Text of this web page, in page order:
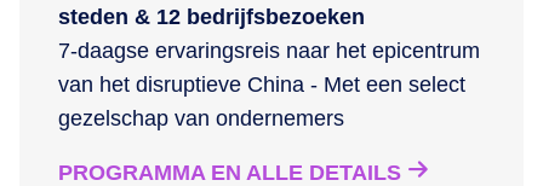
steden & 12 bedrijfsbezoeken
7-daagse ervaringsreis naar het epicentrum
van het disruptieve China - Met een select
gezelschap van ondernemers
PROGRAMMA EN ALLE DETAILS